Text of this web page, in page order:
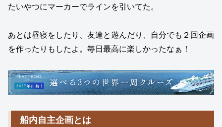
たいやつにマーカーでラインを引いてた。
あとは昼寝をしたり、友達と遊んだり、自分でも２回企画
を作ったりもしたよ。毎日最高に楽しかったなぁ！
船内自主企画とは